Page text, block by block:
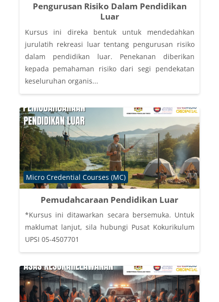
Pengurusan Risiko Dalam Pendidikan
Luar
Kursus ini direka bentuk untuk mendedahkan
jurulatih rekreasi luar tentang pengurusan risiko
dalam pendidikan luar. Penekanan diberikan
kepada pemahaman risiko dari segi pendekatan
keseluruhan organis...
Pemudahcaraan Pendidikan Luar
Course category
Micro Credential Courses (MC)
*Kursus ini ditawarkan secara bersemuka. Untuk
maklumat lanjut, sila hubungi Pusat Kokurikulum
UPSI 05-4507701